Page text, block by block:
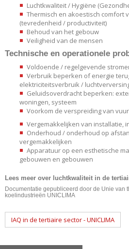
Luchtkwaliteit / Hygiëne
Thermisch en akoestisch comfort
(tevredenheid / productiviteit)
Behoud van het gebouw
Veiligheid van de mensen
Technische en operationele
Voldoende / regelgevende
Verbruik beperken of energie
elektriciteitsverbruik /
Geluidsoverdracht beperken:
woningen, systeem
Voorkom de verspreiding van
Vergemakkelijken van installatie,
Onderhoud / onderhoud op
vergemakkelijken
Apparatuur op een esthetische
gebouwen en gebouwen
Lees meer over luchtkwaliteit in de
Documentatie gepubliceerd door de Unie van
koelindustrieën UNICLIMA
IAQ in de tertiaire sector - UNICLIMA